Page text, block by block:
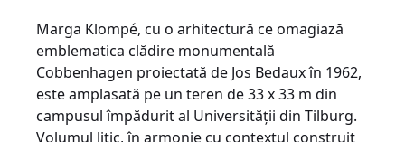
Marga Klompé, cu o arhitectură ce omagiază
emblematica clădire monumentală
Cobbenhagen proiectată de Jos Bedaux în 1962,
este amplasată pe un teren de 33 x 33 m din
campusul împădurit al Universității din Tilburg.
Volumul litic, în armonie cu contextul construit